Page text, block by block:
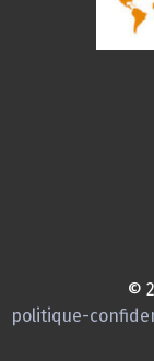
©
politique-